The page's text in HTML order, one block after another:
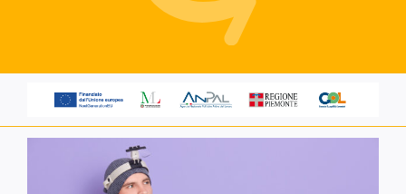
Richiedi informazioni